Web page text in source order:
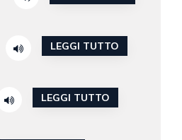
LEGGI TUTTO
LEGGI TUTTO